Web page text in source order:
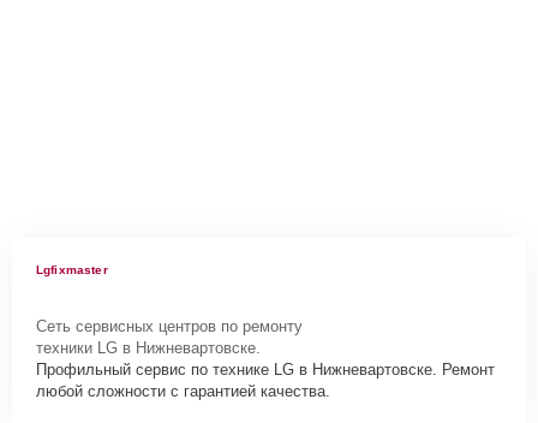
Lgfixmaster
Сеть сервисных центров по ремонту
техники LG в Нижневартовске.
Профильный сервис по технике LG в Нижневартовске. Ремонт
любой сложности с гарантией качества.